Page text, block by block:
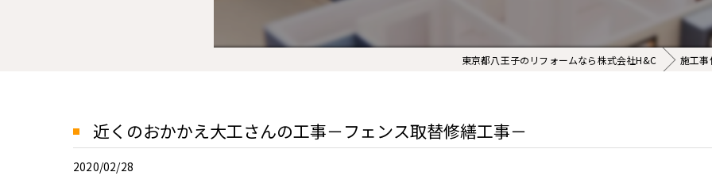
東京都八王子のリフォームなら株式会社H&C 施工事
近くのおかかえ大工さんの工事－フェンス取替修繕工事－
2020/02/28